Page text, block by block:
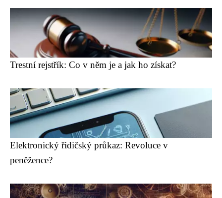
Trestní rejstřík: Co v něm je a jak ho získat?
Elektronický řidičský průkaz: Revoluce v
peněžence?